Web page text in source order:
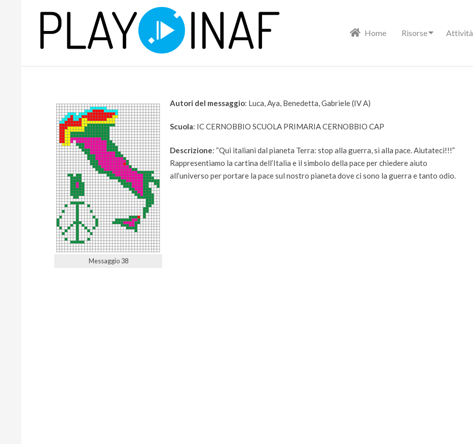
P
Home Risorse Attività
Messaggio 38
Autori del messaggio: Luca, Aya, Benedetta, Gabriele (IV A)
Scuola: IC CERNOBBIO SCUOLA PRIMARIA CERNOBBIO CAP
Descrizione: “Qui italiani dal pianeta Terra: stop alla guerra, sì alla pace. Aiutateci!!!”
Rappresentiamo la cartina dell’Italia e il simbolo della pace per chiedere aiuto
all’universo per portare la pace sul nostro pianeta dove ci sono la guerra e tanto odio.